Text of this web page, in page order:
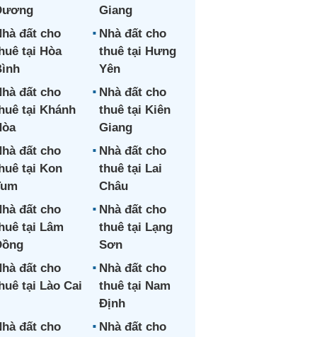
Giang
đất cho
tại Hòa
Nhà đất cho
thuê tại Hưng
Yên
đất cho
tại Khánh
Nhà đất cho
thuê tại Kiên
Giang
đất cho
tại Kon
Nhà đất cho
thuê tại Lai
Châu
đất cho
tại Lâm
Nhà đất cho
thuê tại Lạng
Sơn
đất cho
tại Lào Cai
Nhà đất cho
thuê tại Nam
Định
đất cho
Nhà đất cho